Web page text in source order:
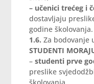
– učenici trećeg i
dostavljaju
godine školovanja.
1.6.Za bodovanje
STUDENTI
–studenti prve
preslike